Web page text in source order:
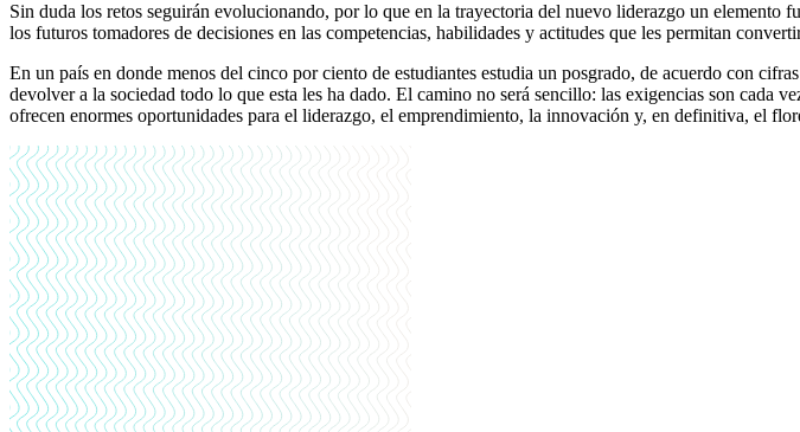
Sin duda los retos seguirán evolucionando, por lo que en la trayectoria del nuevo liderazgo un elemento
los futuros tomadores de decisiones en las competencias, habilidades y actitudes que les permitan
En un país en donde menos del cinco por ciento de estudiantes estudia un posgrado, de acuerdo con
devolver a la sociedad todo lo que esta les ha dado. El camino no será sencillo: las exigencias son cada
ofrecen enormes oportunidades para el liderazgo, el emprendimiento, la innovación y, en definitiva, el